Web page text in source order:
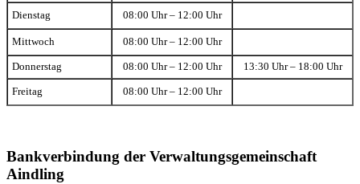
Dienstag 08:00 Uhr – 12:00 Uhr
Mittwoch 08:00 Uhr – 12:00 Uhr
Donnerstag 08:00 Uhr – 12:00 Uhr 13:30 Uhr – 18:00 Uhr
Freitag 08:00 Uhr – 12:00 Uhr
Bankverbindung der Verwaltungsgemeinschaft
Aindling